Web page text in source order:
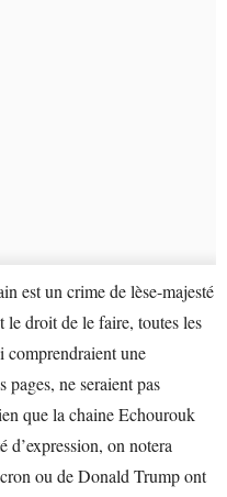
est un crime de lèse-majesté
le droit de le faire, toutes les
comprendraient une
ne seraient pas
que la chaine Echourouk
on notera
ou de Donald Trump ont